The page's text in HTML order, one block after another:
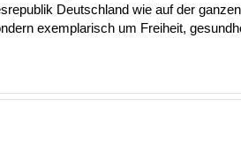
Deutschland wie auf der
exemplarisch um Freiheit,